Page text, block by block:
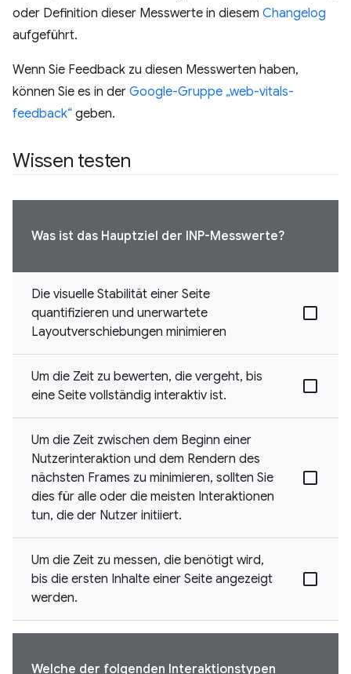
oder Definition dieser Messwerte in diesem Changelog
aufgeführt.
Wenn Sie Feedback zu diesen Messwerten haben,
können Sie es in der Google-Gruppe „web-vitals-
feedback“ geben.
Wissen testen
Was ist das Hauptziel der INP-Messwerte?
Die visuelle Stabilität einer Seite
quantifizieren und unerwartete
Layoutverschiebungen minimieren
Um die Zeit zu bewerten, die vergeht, bis
eine Seite vollständig interaktiv ist.
Um die Zeit zwischen dem Beginn einer
Nutzerinteraktion und dem Rendern des
nächsten Frames zu minimieren, sollten Sie
dies für alle oder die meisten Interaktionen
tun, die der Nutzer initiiert.
Um die Zeit zu messen, die benötigt wird,
bis die ersten Inhalte einer Seite angezeigt
werden.
Welche der folgenden Interaktionstypen